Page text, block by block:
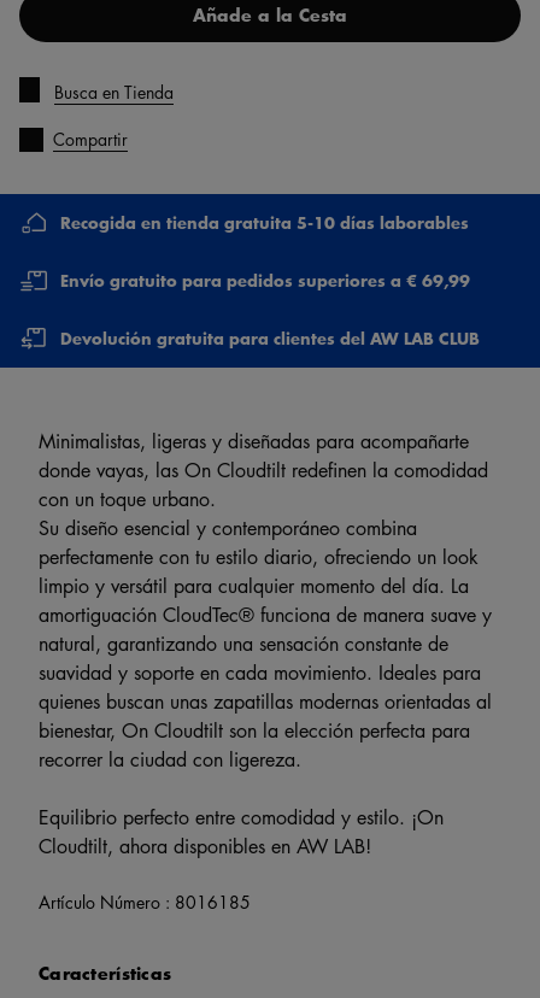
Añade a la Cesta
Busca en Tienda
Compartir
Recogida en tienda gratuita 5-10 días laborables
Envío gratuito para pedidos superiores a € 69,99
Devolución gratuita para clientes del AW LAB CLUB
Minimalistas, ligeras y diseñadas para acompañarte
donde vayas, las On Cloudtilt redefinen la comodidad
con un toque urbano.
Su diseño esencial y contemporáneo combina
perfectamente con tu estilo diario, ofreciendo un look
limpio y versátil para cualquier momento del día. La
amortiguación CloudTec® funciona de manera suave y
natural, garantizando una sensación constante de
suavidad y soporte en cada movimiento. Ideales para
quienes buscan unas zapatillas modernas orientadas al
bienestar, On Cloudtilt son la elección perfecta para
recorrer la ciudad con ligereza.
Equilibrio perfecto entre comodidad y estilo. ¡On
Cloudtilt, ahora disponibles en AW LAB!
Artículo Número : 8016185
Características